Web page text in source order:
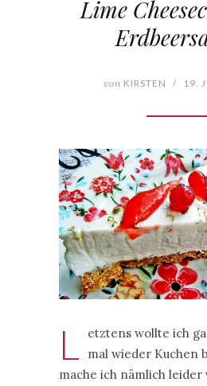
Lime
von KIRSTEN / 19.
L
etztens wollte ich
mal wieder Kuchen
mache ich nämlich